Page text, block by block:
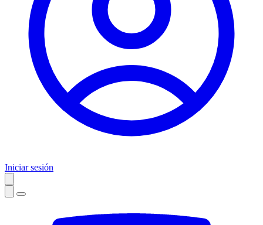
Iniciar sesión